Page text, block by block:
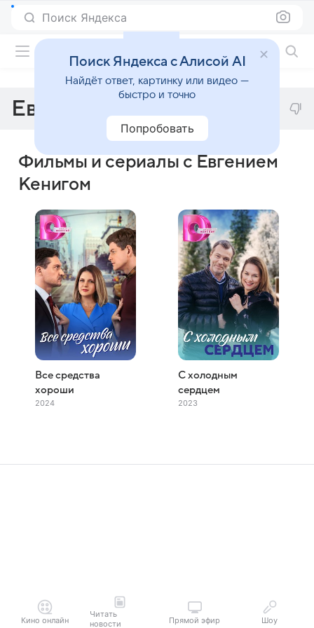
Поиск Яндекса
Евгений Кениг
Фильмы и сериалы с Евгением
Кенигом
Все средства
хороши
2024
С холодным
сердцем
2023
Кино онлайн
Читать
новости
Прямой эфир Шоу
Поиск Яндекса с Алисой AI
Найдёт ответ, картинку или видео —
быстро и точно
Попробовать